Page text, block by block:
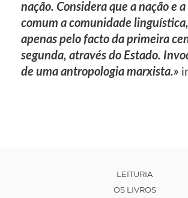
nação. Considera que a nação e
comum a comunidade
apenas pelo facto da primeira
segunda, através do Estado.
de uma antropologia marxista.»
LEITURIA
OS LIVROS